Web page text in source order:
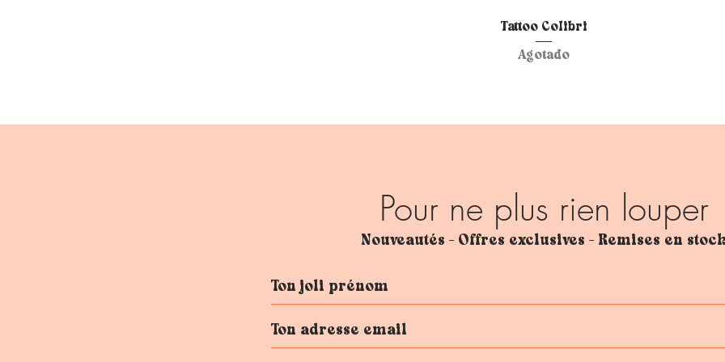
Vista rápida
Tattoo Colibri
Agotado
Pour ne plus rien louper
Nouveautés - Offres exclusives - Remises en